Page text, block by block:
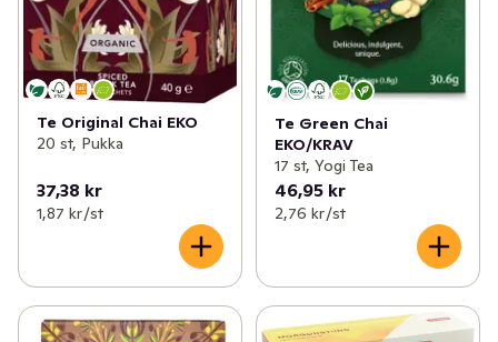
Te Original Chai EKO
20 st, Pukka
37,38 kr
1,87 kr /st
Te Green Chai
EKO/KRAV
17 st, Yogi Tea
46,95 kr
2,76 kr /st